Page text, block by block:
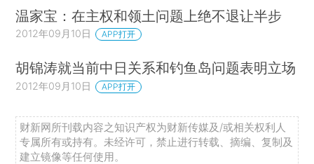
温家宝：在主权和领土问题上绝不退让半步
2012年09月10日 APP打开
胡锦涛就当前中日关系和钓鱼岛问题表明立场
2012年09月10日 APP打开
财新网所刊载内容之知识产权为财新传媒及/或相关权利人
专属所有或持有。未经许可，禁止进行转载、摘编、复制及
建立镜像等任何使用。